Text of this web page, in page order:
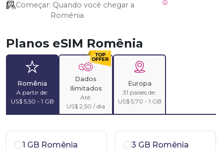
Começar:
Romênia
Planos eSIM Romênia
Romênia
A partir de:
US$ 5,50 - 1 GB
Dados
Ilimitados
Até:
US$ 2,50 / dia
Europa
31 países de:
US$ 5,70 - 1 GB
1 GB Romênia 3 GB Romênia